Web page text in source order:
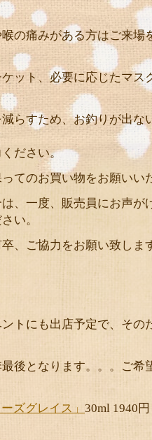
の痛みがある方はご来場
ット、必要に応じたマス
らすため、お釣りが出な
ださい。
てのお買い物をお願いい
、一度、販売員にお声が
い。
、ご協力をお願い致しま
トにも出店予定で、その
後となります。。。ご希
ズグレイス」 30ml 1940円